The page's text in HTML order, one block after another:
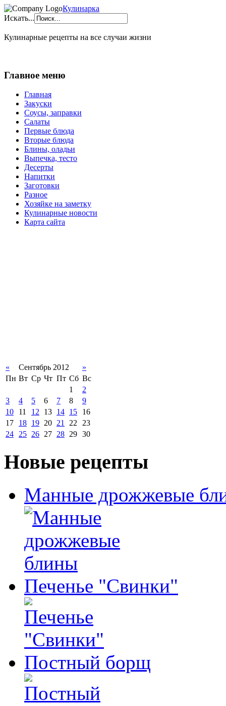
Кулинарка
Искать...
Кулинарные рецепты на все случаи жизни
Главное меню
Главная
Закуски
Соусы, заправки
Салаты
Первые блюда
Вторые блюда
Блины, оладьи
Выпечка, тесто
Десерты
Напитки
Заготовки
Разное
Хозяйке на заметку
Кулинарные новости
Карта сайта
« Сентябрь 2012
»
Пн Вт Ср Чт Пт Сб Вс
1
2
3
4 5 6 7 8
9
10
11 12 13 14 15
16
17
18 19 20 21 22 23
24 25 26 27 28 29 30
Новые рецепты
Манные дрожжевые
Печенье "Свинки"
Постный борщ